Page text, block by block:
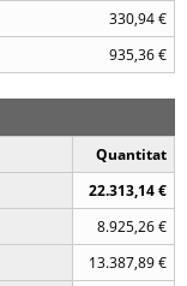
330,94 €
935,36 €
Quantitat
22.313,14 €
8.925,26 €
13.387,89 €